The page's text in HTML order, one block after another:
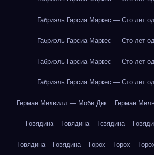
Габриэль Гарсиа Маркес — Сто лет
Габриэль Гарсиа Маркес — Сто лет
Габриэль Гарсиа Маркес — Сто лет
Габриэль Гарсиа Маркес — Сто лет
Герман Мелвилл — Моби Дик Герман
Говядина Говядина Говядина
Говядина Говядина Горох Горох Горох